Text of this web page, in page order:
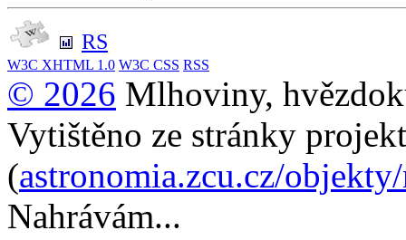
RS
W3C XHTML 1.0 W3C CSS RSS
© 2026 Mlhoviny,
Vytištěno ze stránky
(astronomia.zcu.cz/
Nahrávám...